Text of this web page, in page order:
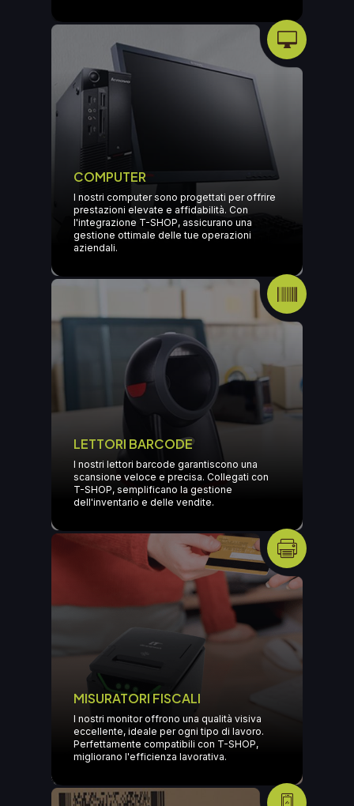
COMPUTER
I nostri computer sono progettati per offrire
prestazioni elevate e affidabilità. Con
l'integrazione T-SHOP, assicurano una
gestione ottimale delle tue operazioni
aziendali.
LETTORI BARCODE
I nostri lettori barcode garantiscono una
scansione veloce e precisa. Collegati con
T-SHOP, semplificano la gestione
dell'inventario e delle vendite.
MISURATORI FISCALI
I nostri monitor offrono una qualità visiva
eccellente, ideale per ogni tipo di lavoro.
Perfettamente compatibili con T-SHOP,
migliorano l'efficienza lavorativa.